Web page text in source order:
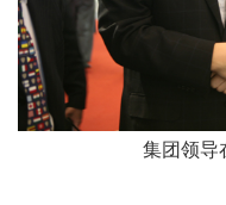
集团领导